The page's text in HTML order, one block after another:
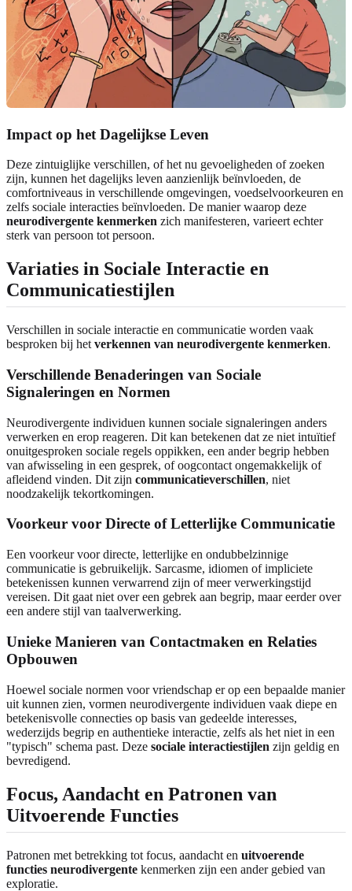
Impact op het Dagelijkse Leven
Deze zintuiglijke verschillen, of het nu gevoeligheden of zoeken
zijn, kunnen het dagelijks leven aanzienlijk beïnvloeden, de
comfortniveaus in verschillende omgevingen, voedselvoorkeuren en
zelfs sociale interacties beïnvloeden. De manier waarop deze
neurodivergente kenmerken zich manifesteren, varieert echter
sterk van persoon tot persoon.
Variaties in Sociale Interactie en
Communicatiestijlen
Verschillen in sociale interactie en communicatie worden vaak
besproken bij het verkennen van neurodivergente kenmerken.
Verschillende Benaderingen van Sociale
Signaleringen en Normen
Neurodivergente individuen kunnen sociale signaleringen anders
verwerken en erop reageren. Dit kan betekenen dat ze niet intuïtief
onuitgesproken sociale regels oppikken, een ander begrip hebben
van afwisseling in een gesprek, of oogcontact ongemakkelijk of
afleidend vinden. Dit zijn communicatieverschillen, niet
noodzakelijk tekortkomingen.
Voorkeur voor Directe of Letterlijke Communicatie
Een voorkeur voor directe, letterlijke en ondubbelzinnige
communicatie is gebruikelijk. Sarcasme, idiomen of impliciete
betekenissen kunnen verwarrend zijn of meer verwerkingstijd
vereisen. Dit gaat niet over een gebrek aan begrip, maar eerder over
een andere stijl van taalverwerking.
Unieke Manieren van Contactmaken en Relaties
Opbouwen
Hoewel sociale normen voor vriendschap er op een bepaalde manier
uit kunnen zien, vormen neurodivergente individuen vaak diepe en
betekenisvolle connecties op basis van gedeelde interesses,
wederzijds begrip en authentieke interactie, zelfs als het niet in een
"typisch" schema past. Deze sociale interactiestijlen zijn geldig en
bevredigend.
Focus, Aandacht en Patronen van
Uitvoerende Functies
Patronen met betrekking tot focus, aandacht en uitvoerende
functies neurodivergente kenmerken zijn een ander gebied van
exploratie.